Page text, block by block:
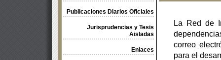
Publicaciones Diarios Oficiales
Jurisprudencias y Tesis
Aisladas
Enlaces
La Red de
correo
para el